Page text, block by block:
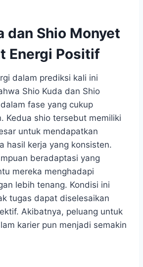
dan Shio Monyet
Energi Positif
dalam prediksi kali ini
Shio Kuda dan Shio
fase yang cukup
Kedua shio tersebut memiliki
untuk mendapatkan
hasil kerja yang konsisten.
beradaptasi yang
mereka menghadapi
lebih tenang. Kondisi ini
tugas dapat diselesaikan
Akibatnya, peluang untuk
karier pun menjadi semakin